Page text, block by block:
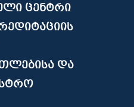
ცენტრი
და